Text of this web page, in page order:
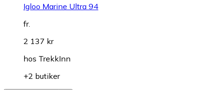
Igloo Marine Ultra 94
fr.
2 137 kr
hos TrekkInn
+2 butiker